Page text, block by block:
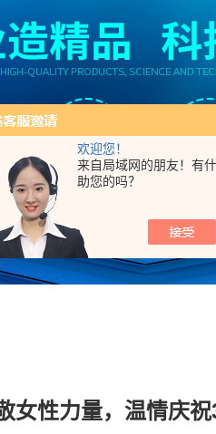
欢迎您！
来自局域网的朋友！有
助您的吗？
女性力量，温情庆